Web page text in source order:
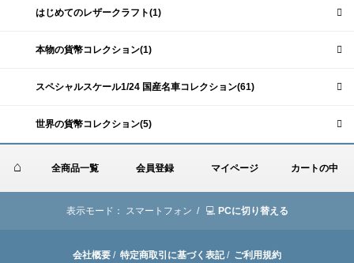
はじめてのレザークラフト(1)
本物の貨幣コレクション(1)
スペシャルスケール1/24 国産名車コレクション(61)
世界の貨幣コレクション(5)
全商品一覧 会員登録 マイページ カートの中
表示モード： スマートフォン / PCに切り替える
会社概要 / 特定商取引に基づく表記/ ご利用規約